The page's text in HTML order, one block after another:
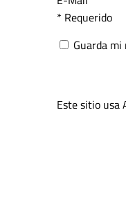
* Requerido
Guarda
Este sitio usa